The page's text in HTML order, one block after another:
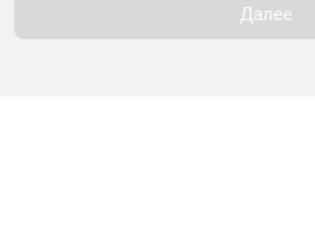
Далее